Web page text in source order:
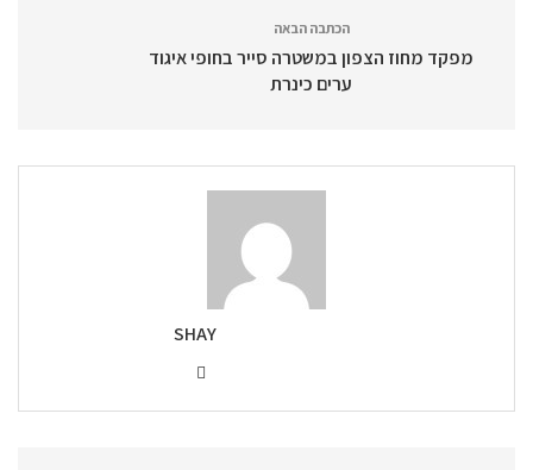
הכתבה הבאה
מפקד מחוז הצפון במשטרה סייר בחופי איגוד
ערים כינרת
SHAY